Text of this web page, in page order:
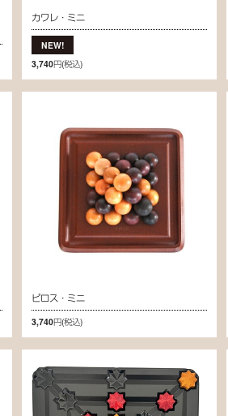
カワレ・ミニ
3,740円(税込)
ピロス・ミニ
3,740円(税込)